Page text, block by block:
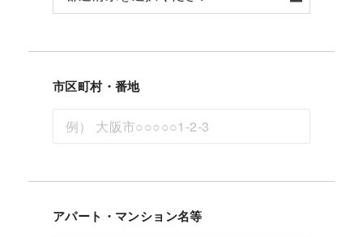
市区町村・番地
アパート・マンション名等